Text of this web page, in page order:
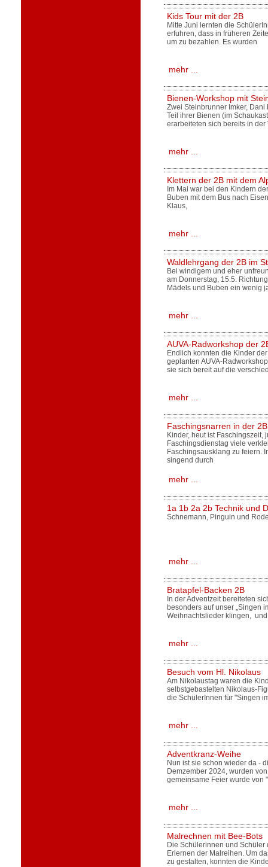
Kids Tour mit der 2B
Mitte Juni lernten die
erfuhren, dass in früheren
um zu bezahlen. Es wurden
mehr ...
Bienen-Workshop mit
Zwei Steinbrunner Imker,
Teil ihrer Bienen (im
erarbeiteten sich bereits in der
mehr ...
Klettern der 2B mit dem
Im Mai war bei den Kindern
Buben mit dem Bus nach
Klaus,
mehr ...
Waldlehrgang der 2B im
Bei windigem und eher
am Donnerstag, 15.5.
Mädels und Buben ein wenig
mehr ...
AUVA-Radworkshop der
Endlich konnten die Kinder
geplanten AUVA-
sie sich bereit auf die
mehr ...
Faschingsnarren in der 2B
Kinder, heut ist
Faschingsdienstag viele
Faschingsausklang zu feiern.
singend durch
mehr ...
1a 1b 2a 2b Technik und
Schnemann, Pinguin und
mehr ...
Bratapfel-Backen 2B
In der Adventzeit bereiteten
besonders auf unser „Singen
Weihnachtslieder klingen,
mehr ...
Besuch vom Hl. Nikolaus
Am Nikolaustag waren die
selbstgebastelten Nikolaus-
die SchülerInnen für "Singen
mehr ...
Adventkranz-Weihe
Nun ist sie schon wieder da -
Demzember 2024, wurden
gemeinsame Feier wurde von
mehr ...
Malrechnen mit Bee-Bots
Die Schülerinnen und Schüler
Erlernen der Malreihen. Um
zu gestalten, konnten die